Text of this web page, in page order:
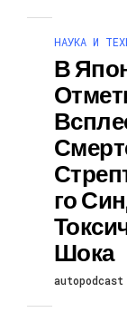
НАУКА И
В
Го
Шока
autopodcast